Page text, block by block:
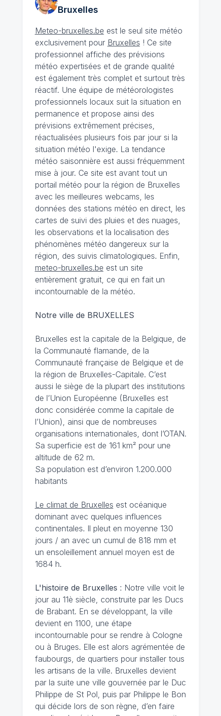
Bruxelles
Meteo-bruxelles.be est le seul site météo
exclusivement pour Bruxelles ! Ce site
professionnel affiche des prévisions
météo expertisées et de grande qualité
est également très complet et surtout très
réactif. Une équipe de météorologistes
professionnels locaux suit la situation en
permanence et propose ainsi des
prévisions extrêmement précises,
réactualisées plusieurs fois par jour si la
situation météo l'exige. La tendance
météo saisonnière est aussi fréquemment
mise à jour. Ce site est avant tout un
portail météo pour la région de Bruxelles
avec les meilleures webcams, les
données des stations météo en direct, les
cartes de suivi des pluies et des nuages,
les observations et la localisation des
phénomènes météo dangereux sur la
région, des suivis climatologiques. Enfin,
meteo-bruxelles.be est un site
entièrement gratuit, ce qui en fait un
incontournable de la météo.
Notre ville de BRUXELLES
Bruxelles est la capitale de la Belgique, de
la Communauté flamande, de la
Communauté française de Belgique et de
la région de Bruxelles-Capitale. C’est
aussi le siège de la plupart des institutions
de l’Union Européenne (Bruxelles est
donc considérée comme la capitale de
l’Union), ainsi que de nombreuses
organisations internationales, dont l’OTAN.
Sa superficie est de 161 km² pour une
altitude de 62 m.
Sa population est d’environ 1.200.000
habitants
Le climat de Bruxelles est océanique
dominant avec quelques influences
continentales. Il pleut en moyenne 130
jours / an avec un cumul de 818 mm et
un ensoleillement annuel moyen est de
1684 h.
L'histoire de Bruxelles : Notre ville voit le
jour au 11è siècle, construite par les Ducs
de Brabant. En se développant, la ville
devient en 1100, une étape
incontournable pour se rendre à Cologne
ou à Bruges. Elle est alors agrémentée de
faubourgs, de quartiers pour installer tous
les artisans de la ville. Bruxelles devient
par la suite une ville gouvernée par le Duc
Philippe de St Pol, puis par Philippe le Bon
qui décide lors de son règne, d’en faire